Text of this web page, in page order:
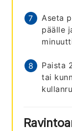
Aseta
päälle
Paista
tai